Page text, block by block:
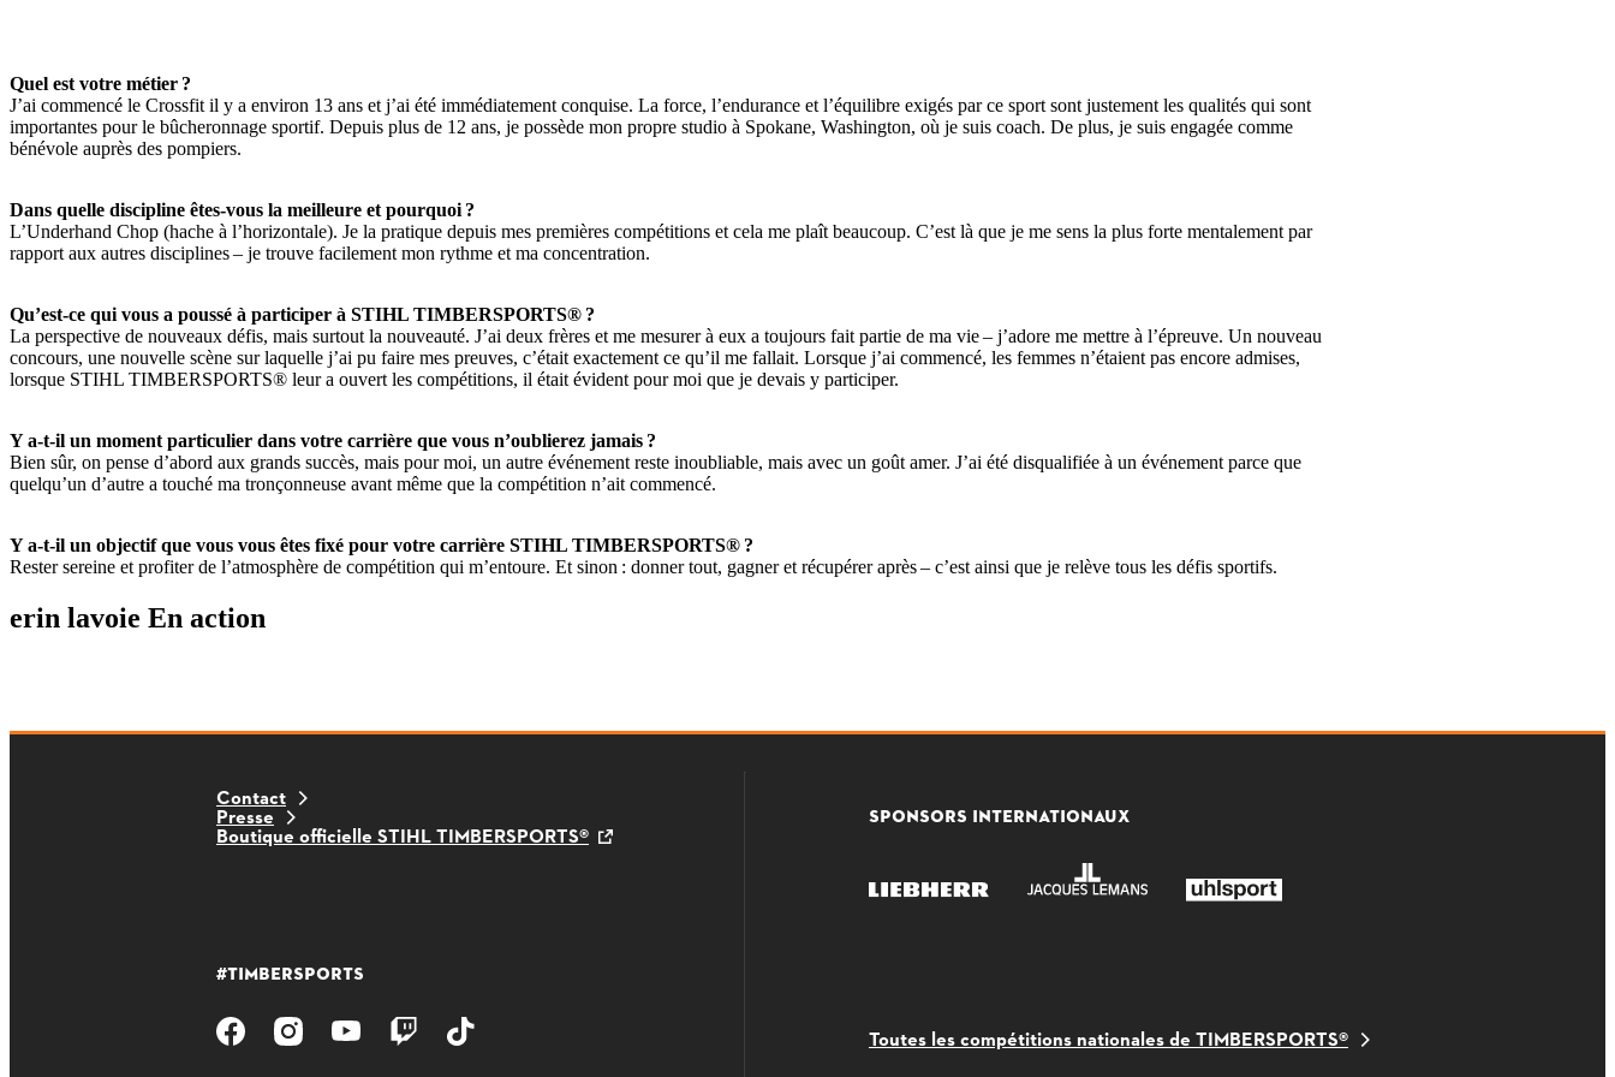
Quel est votre métier ?
J’ai commencé le Crossfit il y a environ 13 ans et j’ai été immédiatement conquise. La force, l’endurance et l’équilibre exigés par ce sport sont justement les qualités qui sont
importantes pour le bûcheronnage sportif. Depuis plus de 12 ans, je possède mon propre studio à Spokane, Washington, où je suis coach. De plus, je suis engagée comme
bénévole auprès des pompiers.
Dans quelle discipline êtes-vous la meilleure et pourquoi ?
L’Underhand Chop (hache à l’horizontale). Je la pratique depuis mes premières compétitions et cela me plaît beaucoup. C’est là que je me sens la plus forte mentalement par
rapport aux autres disciplines – je trouve facilement mon rythme et ma concentration.
Qu’est-ce qui vous a poussé à participer à STIHL TIMBERSPORTS® ?
La perspective de nouveaux défis, mais surtout la nouveauté. J’ai deux frères et me mesurer à eux a toujours fait partie de ma vie – j’adore me mettre à l’épreuve. Un nouveau
concours, une nouvelle scène sur laquelle j’ai pu faire mes preuves, c’était exactement ce qu’il me fallait. Lorsque j’ai commencé, les femmes n’étaient pas encore admises,
lorsque STIHL TIMBERSPORTS® leur a ouvert les compétitions, il était évident pour moi que je devais y participer.
Y a-t-il un moment particulier dans votre carrière que vous n’oublierez jamais ?
Bien sûr, on pense d’abord aux grands succès, mais pour moi, un autre événement reste inoubliable, mais avec un goût amer. J’ai été disqualifiée à un événement parce que
quelqu’un d’autre a touché ma tronçonneuse avant même que la compétition n’ait commencé.
Y a-t-il un objectif que vous vous êtes fixé pour votre carrière STIHL TIMBERSPORTS® ?
Rester sereine et profiter de l’atmosphère de compétition qui m’entoure. Et sinon : donner tout, gagner et récupérer après – c’est ainsi que je relève tous les défis sportifs.
erin lavoie En action
Contact
Presse
Boutique officielle STIHL TIMBERSPORTS®
#TIMBERSPORTS
SPONSORS INTERNATIONAUX
Toutes les compétitions nationales de TIMBERSPORTS®